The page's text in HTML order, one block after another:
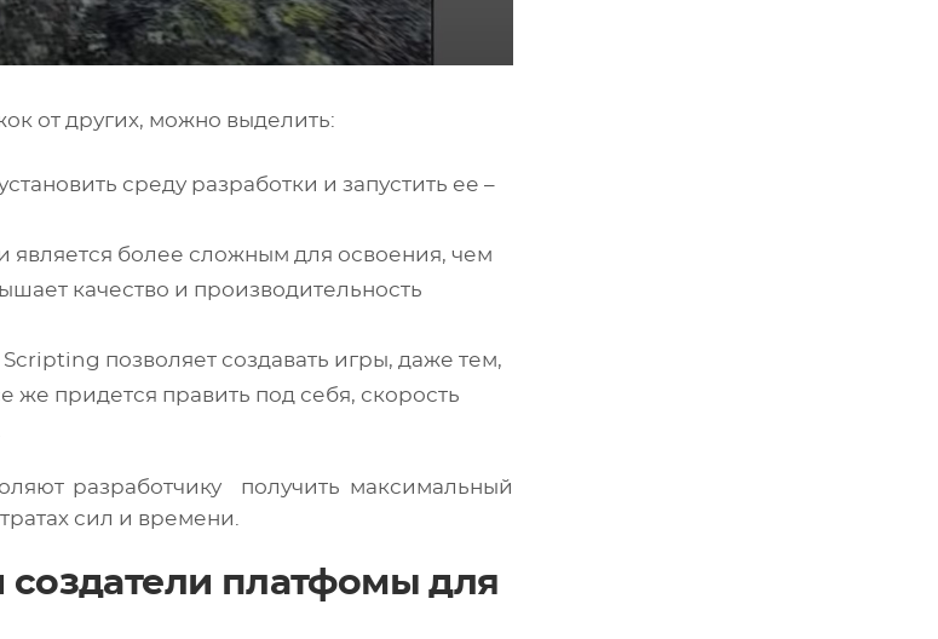
от других, можно выделить:
среду разработки и запустить ее –
является более сложным для освоения, чем
качество и производительность
позволяет создавать игры, даже тем,
же придется править под себя, скорость
разработчику получить максимальный
сил и времени.
создатели платфомы для